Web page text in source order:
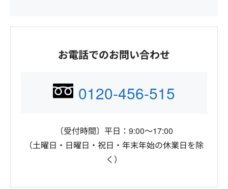
お電話でのお問い合わせ
0120-456-515
〔受付時間〕平日：9:00～17:00
（土曜日・日曜日・祝日・年末年始の休業日を除
く）